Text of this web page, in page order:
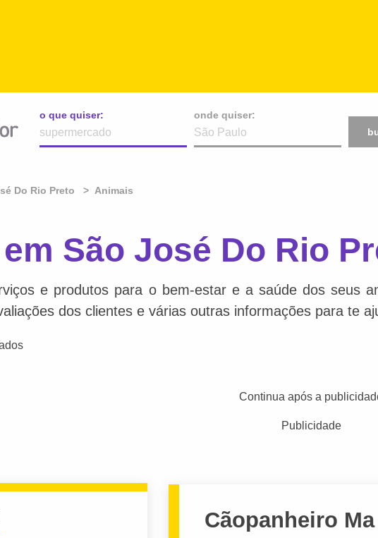
o que quiser:
onde quiser:
Do Rio Preto Animais
São José Do Rio
e produtos para o bem-estar e a saúde dos seus
dos clientes e várias outras informações para te
Continua após a
Publicidade
Cãopanheiro